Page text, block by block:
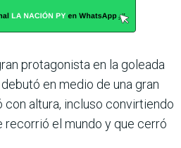
protagonista en la goleada
en medio de una gran
altura, incluso convirtiendo
reco­rrió el mundo y que cerró